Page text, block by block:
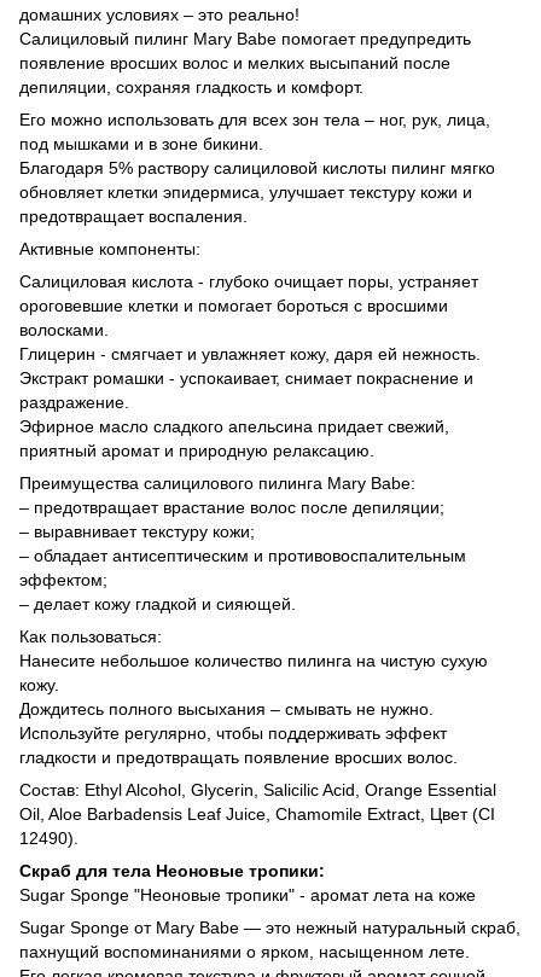
домашних условиях – это реально!
Салициловый пилинг Mary Babe помогает предупредить
появление вросших волос и мелких высыпаний после
депиляции, сохраняя гладкость и комфорт.
Его можно использовать для всех зон тела – ног, рук, лица,
под мышками и в зоне бикини.
Благодаря 5% раствору салициловой кислоты пилинг мягко
обновляет клетки эпидермиса, улучшает текстуру кожи и
предотвращает воспаления.
Активные компоненты:
Салициловая кислота - глубоко очищает поры, устраняет
ороговевшие клетки и помогает бороться с вросшими
волосками.
Глицерин - смягчает и увлажняет кожу, даря ей нежность.
Экстракт ромашки - успокаивает, снимает покраснение и
раздражение.
Эфирное масло сладкого апельсина придает свежий,
приятный аромат и природную релаксацию.
Преимущества салицилового пилинга Mary Babe:
– предотвращает врастание волос после депиляции;
– выравнивает текстуру кожи;
– обладает антисептическим и противовоспалительным
эффектом;
– делает кожу гладкой и сияющей.
Как пользоваться:
Нанесите небольшое количество пилинга на чистую сухую
кожу.
Дождитесь полного высыхания – смывать не нужно.
Используйте регулярно, чтобы поддерживать эффект
гладкости и предотвращать появление вросших волос.
Состав: Ethyl Alcohol, Glycerin, Salicilic Acid, Orange Essential
Oil, Aloe Barbadensis Leaf Juice, Chamomile Extract, Цвет (CI
12490).
Скраб для тела Неоновые тропики:
Sugar Sponge "Неоновые тропики" - аромат лета на коже
Sugar Sponge от Mary Babe — это нежный натуральный скраб,
пахнущий воспоминаниями о ярком, насыщенном лете.